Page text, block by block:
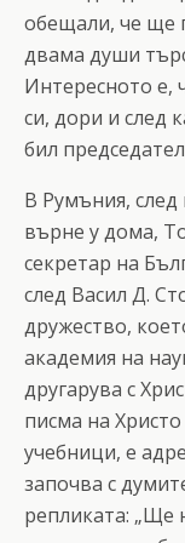
обещали, че ще
двама души
Интересното е,
си, дори и след
бил
В Румъния, след
върне у дома,
секретар на
след Васил Д.
дружество,
академия на
другарува с
писма на
учебници, е
започва с
репликата: „Ще